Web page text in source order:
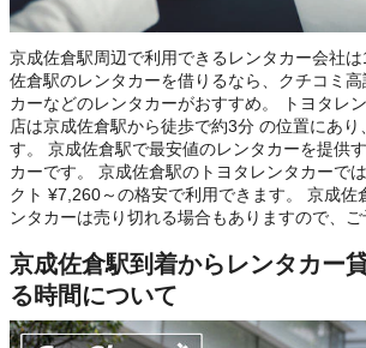
京成佐倉駅周辺で利用できるレンタカー会社
佐倉駅のレンタカーを借りるなら、クチコミ
カーなどのレンタカーがおすすめ。 トヨタレ
店は京成佐倉駅から徒歩で約3分 の位置にあ
す。 京成佐倉駅で最安値のレンタカーを提供
カーです。 京成佐倉駅のトヨタレンタカーで
クト ¥7,260～の格安で利用できます。 京成佐
ンタカーは売り切れる場合もありますので、ご
京成佐倉駅到着からレンタカー
る時間について